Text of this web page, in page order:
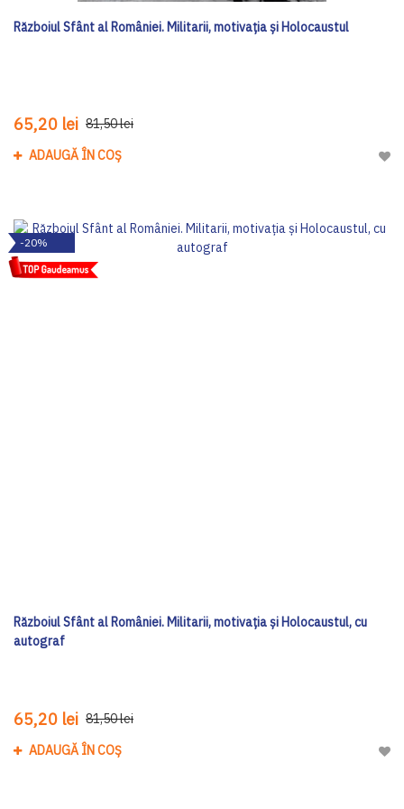
Războiul Sfânt al României. Militarii, motivația și Holocaustul
65,20 lei 81,50 lei
ADAUGĂ ÎN COȘ
-20%
Războiul Sfânt al României. Militarii, motivația și Holocaustul, cu
autograf
65,20 lei 81,50 lei
ADAUGĂ ÎN COȘ